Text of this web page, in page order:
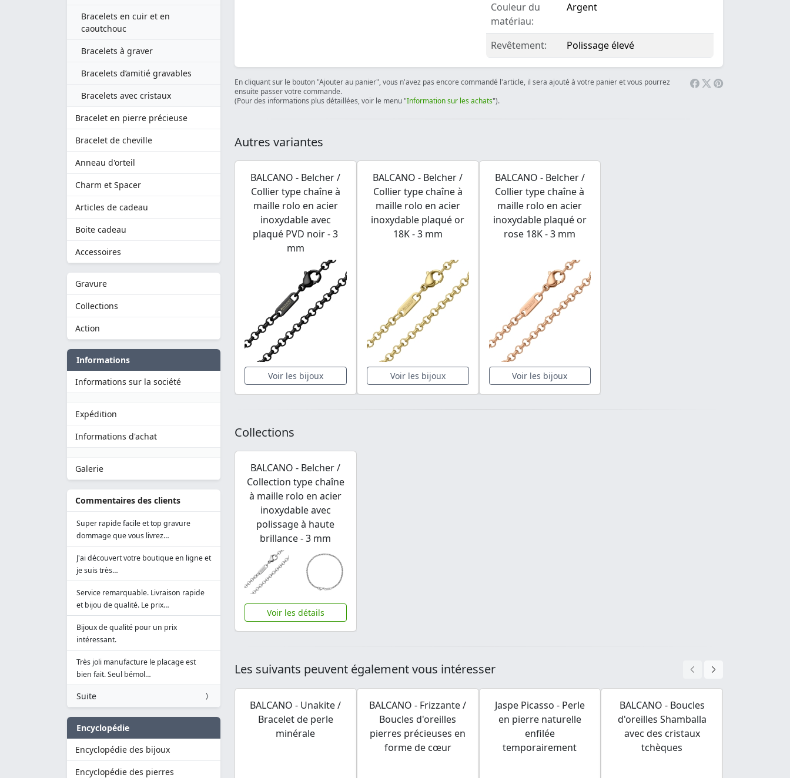
Bracelets en cuir et en
caoutchouc
Bracelets à graver
Bracelets d’amitié gravables
Bracelets avec cristaux
Bracelet en pierre précieuse
Bracelet de cheville
Anneau d'orteil
Charm et Spacer
Articles de cadeau
Boite cadeau
Accessoires
Gravure
Collections
Action
Informations
Informations sur la société
Expédition
Informations d'achat
Galerie
Commentaires des clients
Super rapide facile et top gravure
dommage que vous livrez…
J'ai découvert votre boutique en ligne et
je suis très…
Service remarquable. Livraison rapide
et bijou de qualité. Le prix…
Bijoux de qualité pour un prix
intéressant.
Très joli manufacture le placage est
bien fait. Seul bémol…
Suite
Encyclopédie
Encyclopédie des bijoux
Encyclopédie des pierres
Couleur du
matériau:
Argent
Revêtement: Polissage élevé
En cliquant sur le bouton "Ajouter au panier", vous n'avez pas encore commandé l'article, il sera ajouté à votre panier et vous pourrez
ensuite passer votre commande.
(Pour des informations plus détaillées, voir le menu "Information sur les achats").
Autres variantes
BALCANO - Belcher /
Collier type chaîne à
maille rolo en acier
inoxydable avec
plaqué PVD noir - 3
mm
Voir les bijoux
BALCANO - Belcher /
Collier type chaîne à
maille rolo en acier
inoxydable plaqué or
18K - 3 mm
Voir les bijoux
BALCANO - Belcher /
Collier type chaîne à
maille rolo en acier
inoxydable plaqué or
rose 18K - 3 mm
Voir les bijoux
Collections
BALCANO - Belcher /
Collection type chaîne
à maille rolo en acier
inoxydable avec
polissage à haute
brillance - 3 mm
Voir les détails
Les suivants peuvent également vous intéresser
BALCANO - Unakite /
Bracelet de perle
minérale
BALCANO - Frizzante /
Boucles d'oreilles
pierres précieuses en
forme de cœur
Jaspe Picasso - Perle
en pierre naturelle
enfilée
temporairement
BALCANO - Boucles
d'oreilles Shamballa
avec des cristaux
tchèques